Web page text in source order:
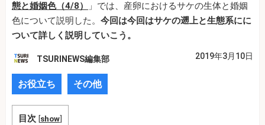
態と婚姻色（4/8）
」では、 産卵におけるサケの生体と婚姻
色について説明した。 今回は今回はサケの遡上と生態系にに
ついて詳しく説明していこう。
TSURINEWS編集部 2019年3月10日
お役立ち その他
目次 [show]